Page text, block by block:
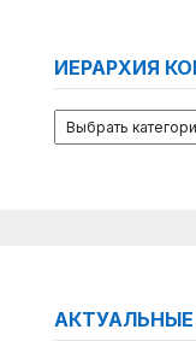
ИЕРАРХИЯ